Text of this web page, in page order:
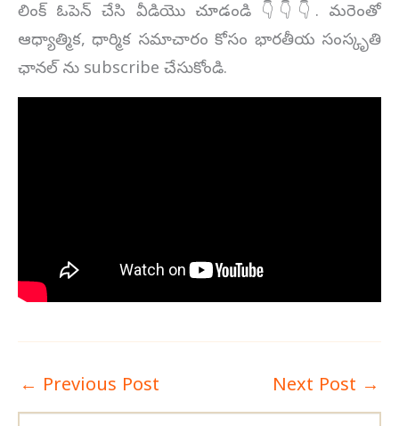
లింక్ ఓపెన్ చేసి వీడియొ చూడండి 👇👇👇. మరెంతో
ఆధ్యాత్మిక, ధార్మిక సమాచారం కోసం భారతీయ సంస్కృతి
ఛానల్ ను subscribe చేసుకోండి.
← Previous Post Next Post →